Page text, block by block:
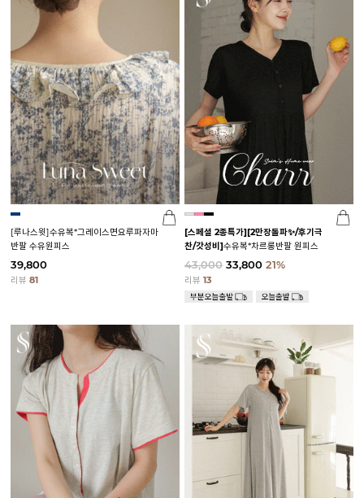
[루나스윗]수유복*그레이스면요루파자마
반팔 수유원피스
39,800
리뷰 81
[스페셜 2종특가][2만장돌파✨/후기극
찬/갓성비]수유복*차르롱반팔 원피스
43,000 33,800 21%
리뷰 13